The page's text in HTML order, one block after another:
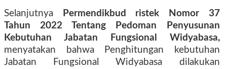
Selanjutnya
Permendikbud ristek Nomor 37
Tahun 2022 Tentang Pedoman Penyusunan
Kebutuhan Jabatan Fungsional Widyabasa,
menyatakan bahwa Penghitungan kebutuhan
Jabatan Fungsional Widyabasa dilakukan